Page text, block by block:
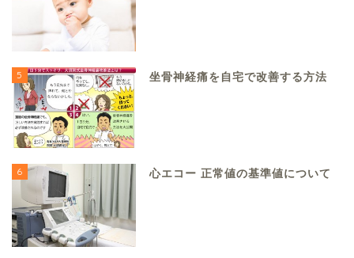
5 坐骨神経痛を自宅で改善する方法
6 心エコー 正常値の基準値について